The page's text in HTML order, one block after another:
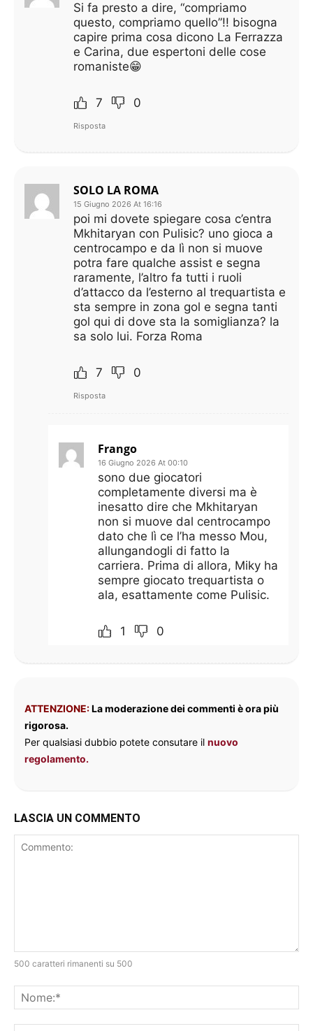
Si fa presto a dire, “compriamo
questo, compriamo quello”!! bisogna
capire prima cosa dicono La Ferrazza
e Carina, due espertoni delle cose
romaniste😁
7 0
Risposta
SOLO LA ROMA
15 Giugno 2026 At 16:16
poi mi dovete spiegare cosa c’entra
Mkhitaryan con Pulisic? uno gioca a
centrocampo e da lì non si muove
potra fare qualche assist e segna
raramente, l’altro fa tutti i ruoli
d’attacco da l’esterno al trequartista e
sta sempre in zona gol e segna tanti
gol qui di dove sta la somiglianza? la
sa solo lui. Forza Roma
7 0
Risposta
Frango
16 Giugno 2026 At 00:10
sono due giocatori
completamente diversi ma è
inesatto dire che Mkhitaryan
non si muove dal centrocampo
dato che lì ce l’ha messo Mou,
allungandogli di fatto la
carriera. Prima di allora, Miky ha
sempre giocato trequartista o
ala, esattamente come Pulisic.
1 0
ATTENZIONE:La moderazione dei commenti è ora più
rigorosa.
Per qualsiasi dubbio potete consutare il nuovo
regolamento.
LASCIA UN COMMENTO
500 caratteri rimanenti su 500